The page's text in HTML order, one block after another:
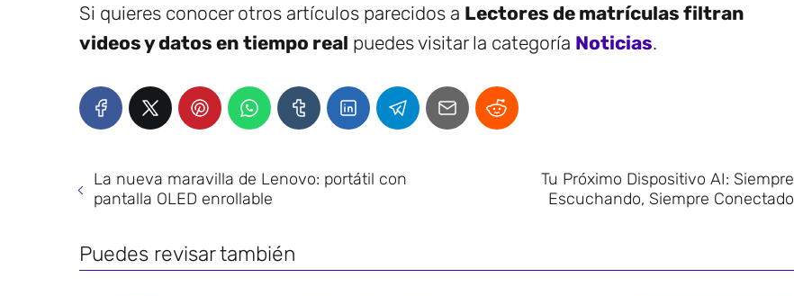
Si quieres conocer otros artículos parecidos a Lectores de matrículas filtran
videos y datos en tiempo real puedes visitar la categoría Noticias.
La nueva maravilla de Lenovo: portátil con
pantalla OLED enrollable
Tu Próximo Dispositivo AI: Siempre
Escuchando, Siempre Conectado
Puedes revisar también